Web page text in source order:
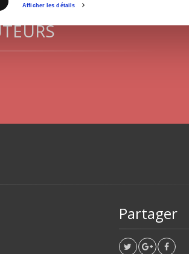
Afficher les détails
Partager